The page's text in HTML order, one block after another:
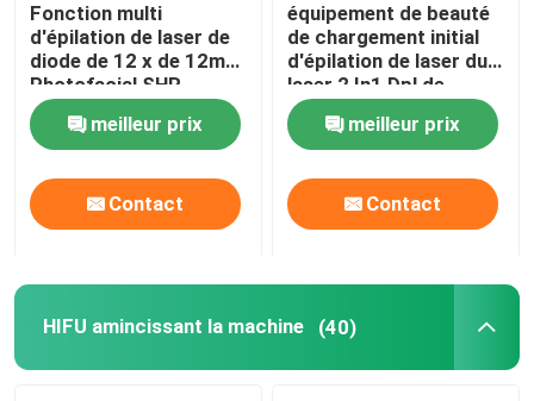
Fonction multi
d'épilation de laser de
diode de 12 x de 12mm
Photofacial SHR
choisir machine
permanentemeilleur prix
Contact
équipement de beauté
de chargement initial
d'épilation de laser du
laser 2 In1 Dpl de
chargement initial Shr
Elight de 1600w 20HZ
meilleur prix
Contact
HIFU amincissant la machine (40)